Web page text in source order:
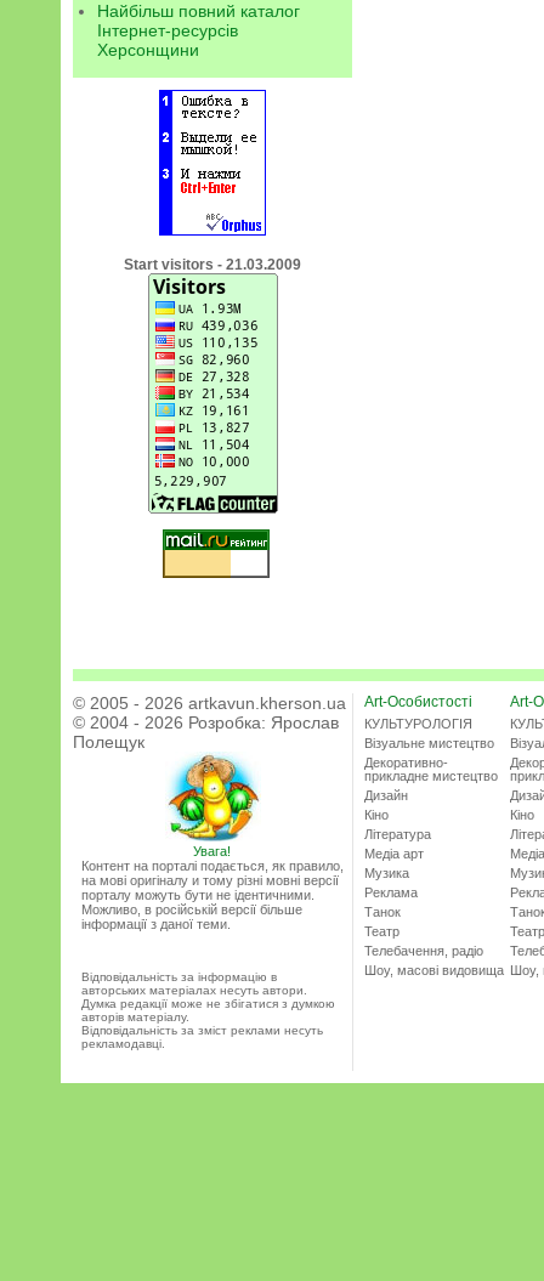
Найбільш повний каталог
Інтернет-ресурсів
Херсонщини
Start visitors - 21.03.2009
© 2005 - 2026 artkavun.kherson.ua
© 2004 - 2026 Розробка: Ярослав
Полещук
Увага!
Контент на порталі подається, як правило,
на мові оригіналу и тому різні мовні версії
порталу можуть бути не ідентичними.
Можливо, в російській версії більше
інформації з даної теми.
Відповідальність за інформацію в
авторських матеріалах несуть автори.
Думка редакції може не збігатися з думкою
авторів матеріалу.
Відповідальність за зміст реклами несуть
рекламодавці.
Art-Особистості
КУЛЬТУРОЛОГІЯ
Візуальне мистецтво
Декоративно-
прикладне мистецтво
Дизайн
Кіно
Література
Медіа арт
Музика
Реклама
Танок
Театр
Телебачення, радіо
Шоу, масові видовища
Art-
Кіно
Театр
Шоу,